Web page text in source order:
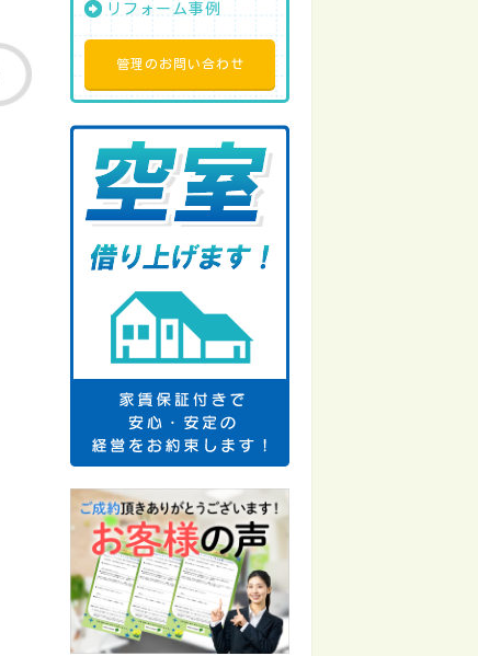
リフォーム事例
管理のお問い合わせ